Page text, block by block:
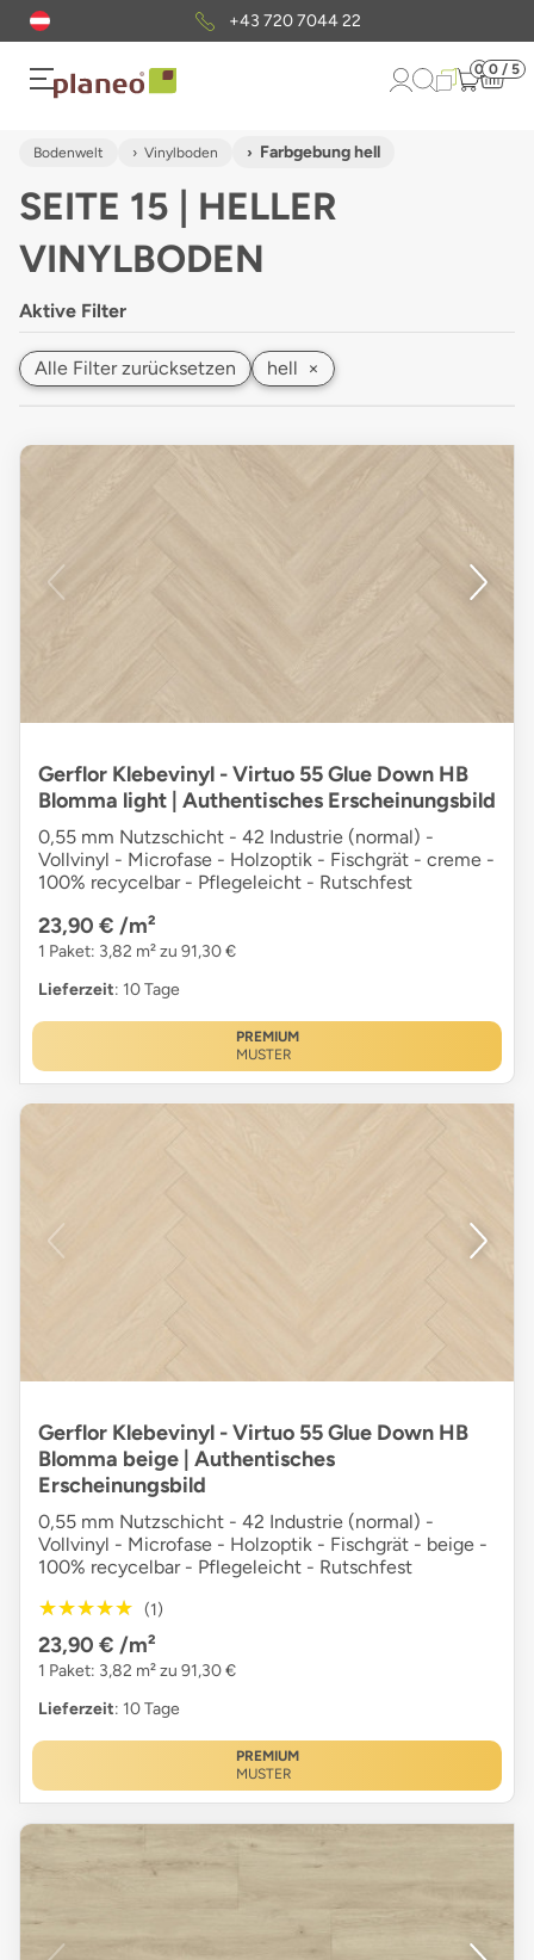
KostenloserMusterversand
0 0 / 5
Bodenwelt Vinylboden Farbgebung hell
SEITE 15 | HELLER
VINYLBODEN
Aktive Filter
Alle Filter zurücksetzen hell ×
Gerflor Klebevinyl - Virtuo 55 Glue Down HB
Blomma light | Authentisches Erscheinungsbild
0,55 mm Nutzschicht - 42 Industrie (normal) -
Vollvinyl - Microfase - Holzoptik - Fischgrät - creme -
100% recycelbar - Pflegeleicht - Rutschfest
23,90 € /m²
1 Paket: 3,82 m² zu 91,30 €
Lieferzeit: 10 Tage
PREMIUM
MUSTER
Gerflor Klebevinyl - Virtuo 55 Glue Down HB
Blomma beige | Authentisches
Erscheinungsbild
0,55 mm Nutzschicht - 42 Industrie (normal) -
Vollvinyl - Microfase - Holzoptik - Fischgrät - beige -
100% recycelbar - Pflegeleicht - Rutschfest
★★★★★
★★★★★ (1)
23,90 € /m²
1 Paket: 3,82 m² zu 91,30 €
Lieferzeit: 10 Tage
PREMIUM
MUSTER